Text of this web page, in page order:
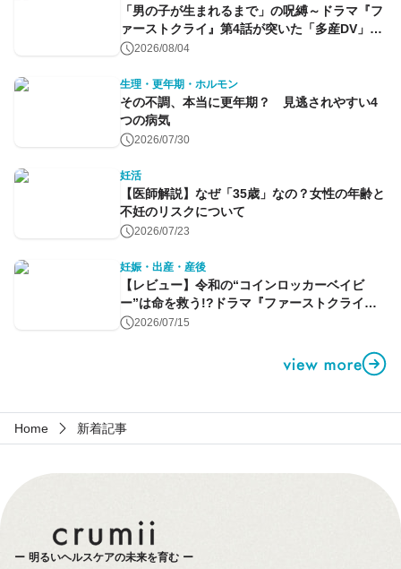
「男の子が生まれるまで」の呪縛～ドラマ『フ
ァーストクライ』第4話が突いた「多産DV」と
命のコントロール～
2026/08/04
生理・更年期・ホルモン
その不調、本当に更年期？ 見逃されやすい4
つの病気
2026/07/30
妊活
【医師解説】なぜ「35歳」なの？女性の年齢と
不妊のリスクについて
2026/07/23
妊娠・出産・産後
【レビュー】令和の“コインロッカーベイビ
ー”は命を救う!?ドラマ『ファーストクライ』
第1話2026/07/15
Home 新着記事
明るいヘルスケアの未来を育む